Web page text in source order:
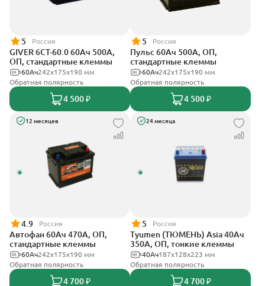
5 Россия
GIVER 6СТ-60.0 60Ач 500А,
ОП, стандартные клеммы
242х175х190 мм
60Ач
Обратная полярность
4 500 ₽
5 Россия
Пульс 60Ач 500А, ОП,
стандартные клеммы
242x175x190 мм
60Ач
Обратная полярность
4 500 ₽
12 месяцев
4.9 Россия
Автофан 60Ач 470А, ОП,
стандартные клеммы
242х175х190 мм
60Ач
Обратная полярность
4 700 ₽
24 месяца
5 Россия
Tyumen (ТЮМЕНЬ) Asia 40Ач
350А, ОП, тонкие клеммы
187х128х223 мм
40Ач
Обратная полярность
4 700 ₽